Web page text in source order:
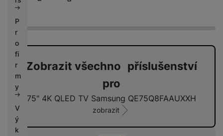
P
r
o
fi
r
m
y
V
ý
k
á
v
Zobrazit všechno příslušenství
pro
75" 4K QLED TV Samsung QE75Q8FAAUXXH
zobrazit